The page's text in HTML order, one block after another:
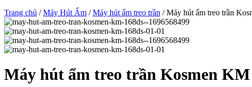
Trang chủ /Máy Hút Ẩm /Máy hút ẩm treo trần / Máy hút ẩm treo trần
Máy hút ẩm treo trần Kosmen KM